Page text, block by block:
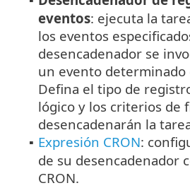
eventos: ejecuta la
los eventos
desencadenador se
un evento determinado
Defina el tipo de
lógico y los criterios de
desencadenarán la
▪ Expresión CRON:
de su desencadenador
CRON.